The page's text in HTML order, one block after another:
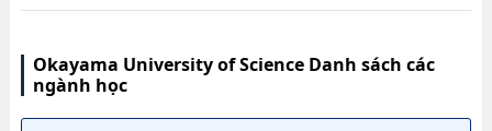
Okayama University of Science Danh sách các
ngành học